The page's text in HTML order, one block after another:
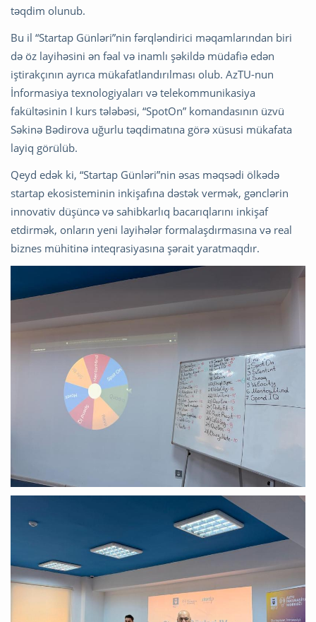
təqdim olunub.
Bu il “Startap Günləri”nin fərqləndirici məqamlarından biri
də öz layihəsini ən fəal və inamlı şəkildə müdafiə edən
iştirakçının ayrıca mükafatlandırılması olub. AzTU-nun
İnformasiya texnologiyaları və telekommunikasiya
fakültəsinin I kurs tələbəsi, “SpotOn” komandasının üzvü
Səkinə Bədirova uğurlu təqdimatına görə xüsusi mükafata
layiq görülüb.
Qeyd edək ki, “Startap Günləri”nin əsas məqsədi ölkədə
startap ekosisteminin inkişafına dəstək vermək, gənclərin
innovativ düşüncə və sahibkarlıq bacarıqlarını inkişaf
etdirmək, onların yeni layihələr formalaşdırmasına və real
biznes mühitinə inteqrasiyasına şərait yaratmaqdır.